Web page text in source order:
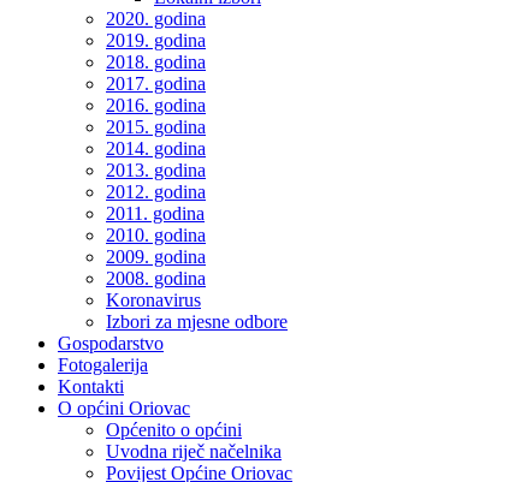
2020. godina
2019. godina
2018. godina
2017. godina
2016. godina
2015. godina
2014. godina
2013. godina
2012. godina
2011. godina
2010. godina
2009. godina
2008. godina
Koronavirus
Izbori za mjesne odbore
Gospodarstvo
Fotogalerija
Kontakti
O općini Oriovac
Općenito o općini
Uvodna riječ načelnika
Povijest Općine Oriovac